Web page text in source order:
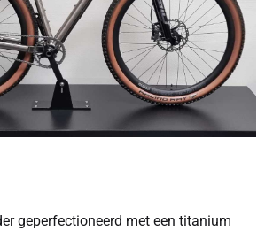
geperfectioneerd met een titanium